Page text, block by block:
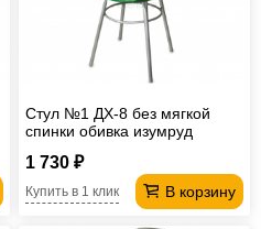
Стул №1 ДХ-8 без мягкой
спинки обивка изумруд
1 730 ₽
В корзину
Купить в 1 клик